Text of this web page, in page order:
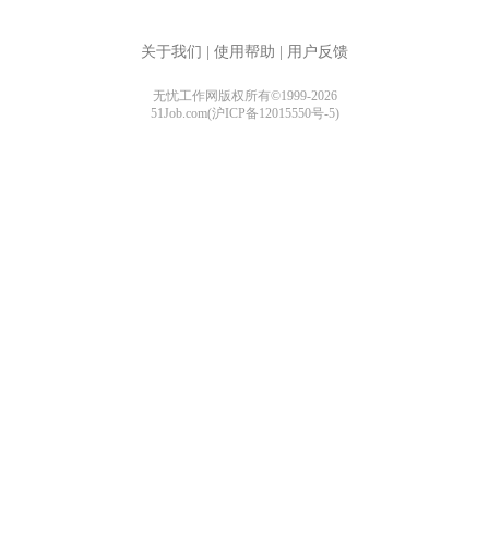
关于我们 使用帮助 用户反馈
无忧工作网版权所有©1999-2026
51Job.com(沪ICP备12015550号-5)